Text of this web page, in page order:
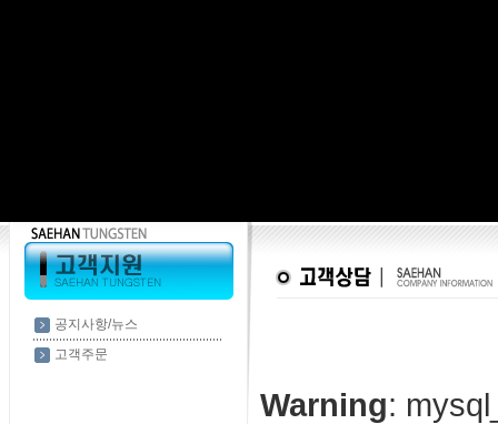
공지사항/뉴스
고객주문
Warning: